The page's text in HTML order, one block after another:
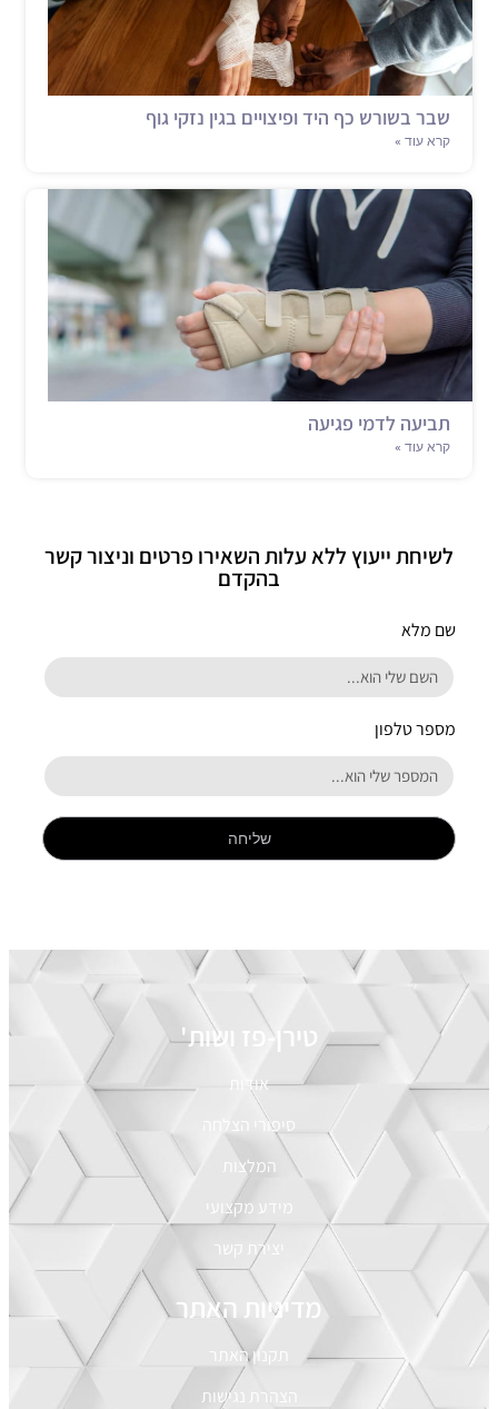
שבר בשורש כף היד ופיצויים בגין נזקי גוף
קרא עוד »
תביעה לדמי פגיעה
קרא עוד »
לשיחת ייעוץ ללא עלות השאירו פרטים וניצור קשר
בהקדם
שם מלא
מספר טלפון
שליחה
טירן-פז ושות'
אודות
סיפורי הצלחה
המלצות
מידע מקצועי
יצירת קשר
מדיניות האתר
תקנון האתר
הצהרת נגישות